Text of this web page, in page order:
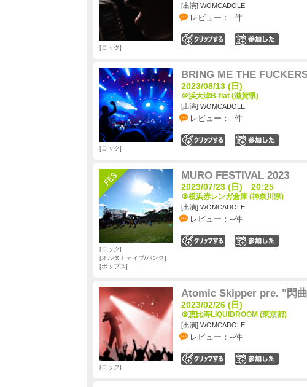
[出演] WOMCADOLE
レビュー：--件
ロック
BRING ME THE
2023/08/13 (日)
＠浜大津B-flat (滋賀県)
[出演] WOMCADOLE
レビュー：--件
ロック
MURO FESTIVAL 2023
2023/07/23 (日) 20:25
＠横浜赤レンガ倉庫 (神奈川県)
[出演] WOMCADOLE
レビュー：--件
ロック
オルタナティブ/パンク
ポップス
Atomic Skipper pre. "閃
2023/02/26 (日)
＠恵比寿LIQUIDROOM (東京都)
[出演] WOMCADOLE
レビュー：--件
ロック